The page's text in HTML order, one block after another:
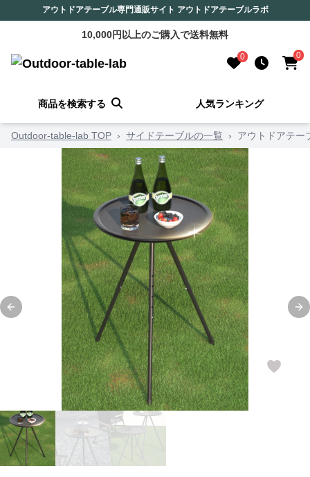
アウトドアテーブル専門通販サイト アウトドアテーブルラボ
10,000円以上のご購入で送料無料
0 0
商品を検索する 人気ランキング
Outdoor-table-lab TOP › サイドテーブルの一覧 › アウトドアテー
Previous slide